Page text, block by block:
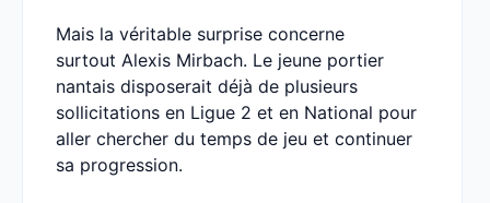
Mais la véritable surprise concerne
surtout Alexis Mirbach. Le jeune portier
nantais disposerait déjà de plusieurs
sollicitations en Ligue 2 et en National pour
aller chercher du temps de jeu et continuer
sa progression.